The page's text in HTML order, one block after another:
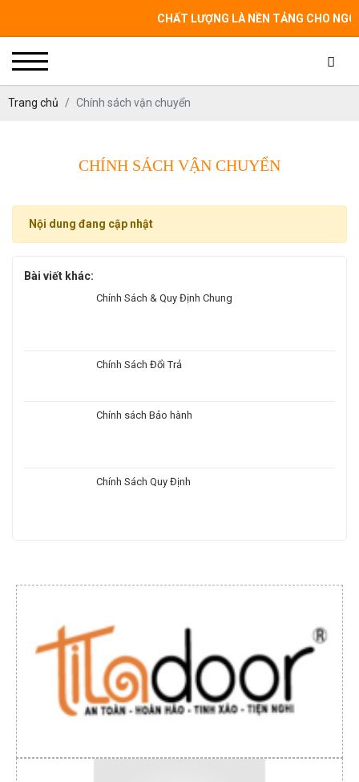
CHẤT LƯỢNG LÀ NỀN TẢNG CHO NGÔI
Trang chủ Chính sách vận chuyển
CHÍNH SÁCH VẬN CHUYỂN
Nội dung đang cập nhật
Bài viết khác:
Chính Sách & Quy Định Chung
Chính Sách Đổi Trả
Chính sách Bảo hành
Chính Sách Quy Định